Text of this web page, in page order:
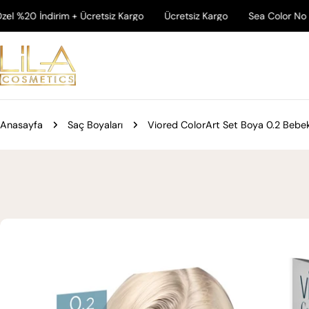
+ Ücretsiz Kargo Ücretsiz Kargo Sea Color No White
Anasayfa Saç Boyaları Viored ColorArt Set Boya 0.2 Bebek